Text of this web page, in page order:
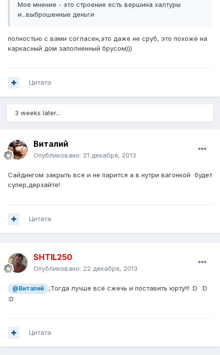
Мое мнение - это строение есть вершина халтуры
и...выброшенные деньги
полностью с вами согласен,это даже не сруб, это похоже на
каркасный дом заполненный брусом)))
Цитата
3 weeks later...
Виталий
Опубликовано: 21 декабря, 2013
Сайдингом закрыть все и не парится а в нутри вагонкой будет
супер,дерзайте!
Цитата
SHTIL250
Опубликовано: 22 декабря, 2013
@Виталий
,Тогда лучше всё сжечь и поставить юрту!!! :D :D
:D
Цитата